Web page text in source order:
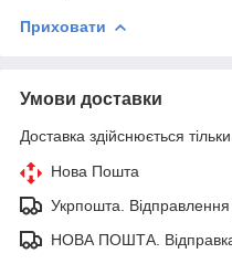
Приховати
Умови доставки
Доставка здійснюється
Нова Пошта
Укрпошта.
НОВА ПОШТА. Відправка